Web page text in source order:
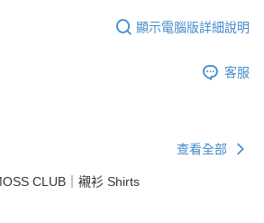
顯示電腦版詳細說明
客服
查看全部
CLUB｜襯衫 Shirts